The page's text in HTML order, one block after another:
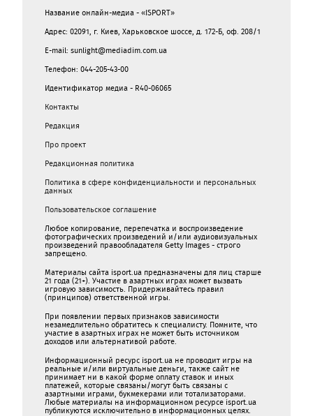
Название онлайн-медиа - «ISPORT»
Адрес: 02091, г. Киев, Харьковское шоссе, д. 172-Б, оф. 208/1
E-mail: sunlight@mediadim.com.ua
Телефон: 044-205-43-00
Идентификатор медиа - R40-06065
Контакты
Редакция
Про проект
Редакционная политика
Политика в сфере конфиденциальности и персональных
данных
Пользовательское соглашение
Любое копирование, перепечатка и воспроизведение
фотографических произведений и/или аудиовизуальных
произведений правообладателя Getty Images - строго
запрещено.
Материалы сайта isport.ua предназначены для лиц старше
21 года (21+). Участие в азартных играх может вызвать
игровую зависимость. Придерживайтесь правил
(принципов) ответственной игры.
При появлении первых признаков зависимости
незамедлительно обратитесь к специалисту. Помните, что
участие в азартных играх не может быть источником
доходов или альтернативой работе.
Информационный ресурс isport.ua не проводит игры на
реальные и/или виртуальные деньги, также сайт не
принимает ни в какой форме oплaту ставок и иных
платежей, которые связаны/могут быть связаны c
азартными игрaми, букмекерами или тотализаторами.
Любые материалы на информационном ресурсе isport.ua
публикуютcя исключительно в информационных целях.